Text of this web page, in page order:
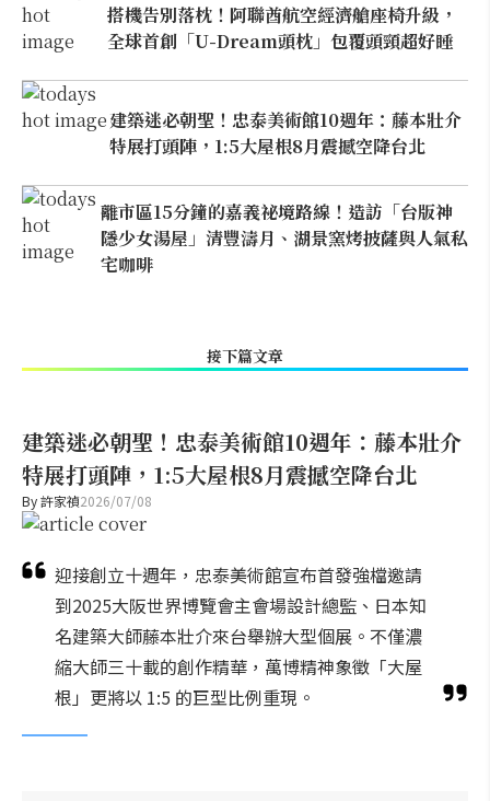
搭機告別落枕！阿聯酋航空經濟艙座椅升級，
全球首創「U-Dream頭枕」包覆頭頸超好睡
建築迷必朝聖！忠泰美術館10週年：藤本壯介
特展打頭陣，1:5大屋根8月震撼空降台北
離市區15分鐘的嘉義祕境路線！造訪「台版神
隱少女湯屋」清豐濤月、湖景窯烤披薩與人氣私
宅咖啡
接下篇文章
建築迷必朝聖！忠泰美術館10週年：藤本壯介
特展打頭陣，1:5大屋根8月震撼空降台北
By許家禎2026/07/08
迎接創立十週年，忠泰美術館宣布首發強檔邀請
到2025大阪世界博覽會主會場設計總監、日本知
名建築大師藤本壯介來台舉辦大型個展。不僅濃
縮大師三十載的創作精華，萬博精神象徵「大屋
根」更將以 1:5 的巨型比例重現。